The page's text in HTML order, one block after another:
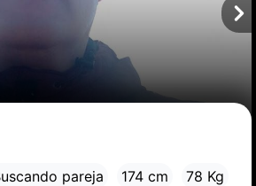
pareja 174 cm 78 Kg